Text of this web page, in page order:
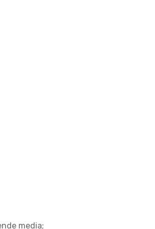
media;